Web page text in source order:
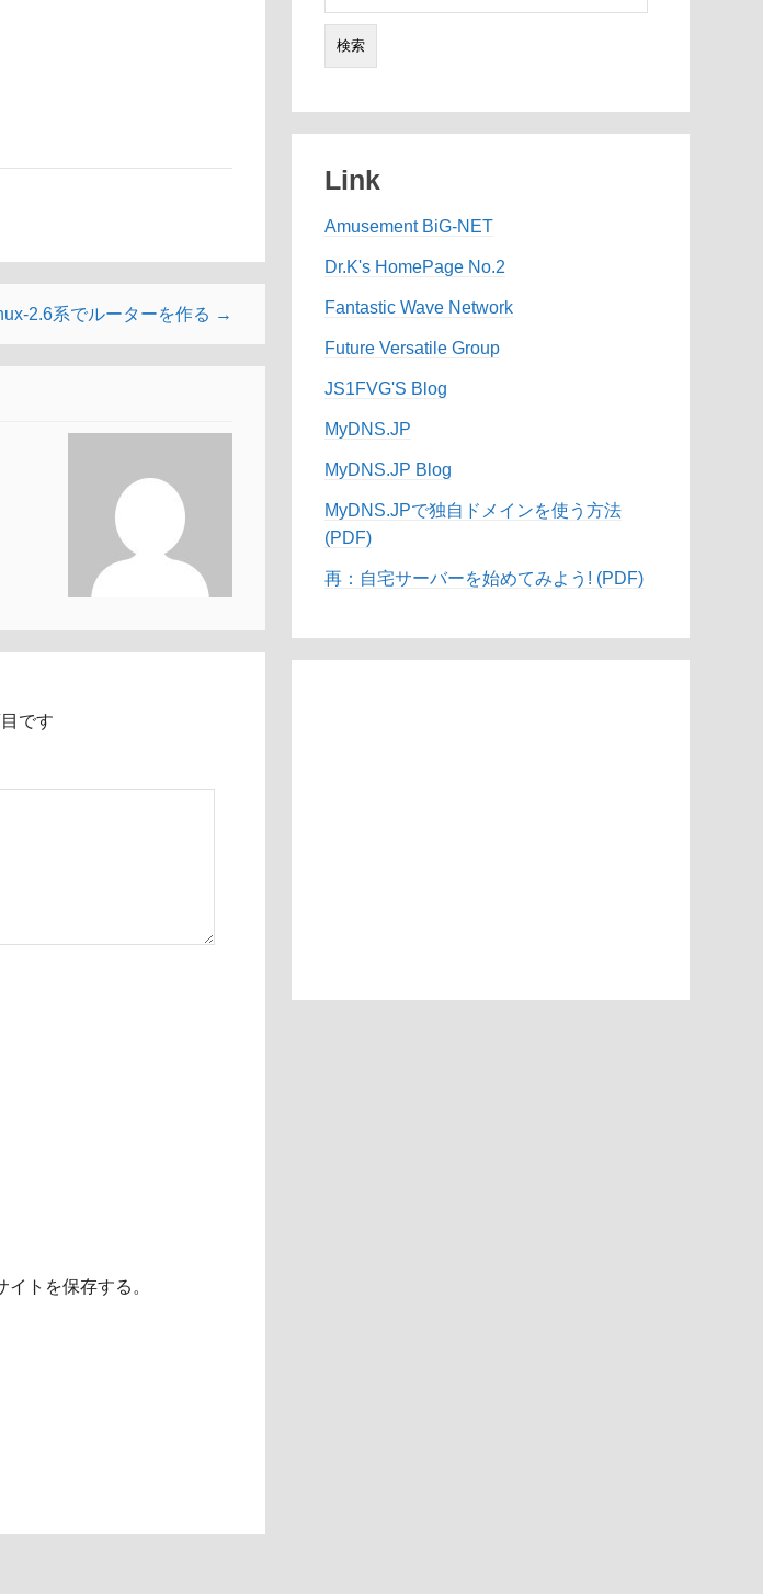
2.6系でルーターを作る →
です
トを保存する。
索:
Link
Amusement BiG-NET
Dr.K's HomePage No.2
Fantastic Wave Network
Future Versatile Group
JS1FVG'S Blog
MyDNS.JP
MyDNS.JP Blog
MyDNS.JPで独自ドメインを使う方法
(PDF)
再：自宅サーバーを始めてみよう! (PDF)